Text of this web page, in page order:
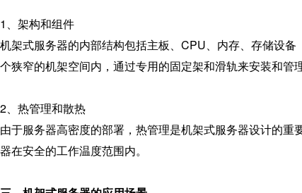
1、架构和组件
机架式服务器的内部结构包括主板、CPU、内存、存储设
个狭窄的机架空间内，通过专用的固定架和滑轨来安装和管理
2、热管理和散热
由于服务器高密度的部署，热管理是机架式服务器设计的
器在安全的工作温度范围内。